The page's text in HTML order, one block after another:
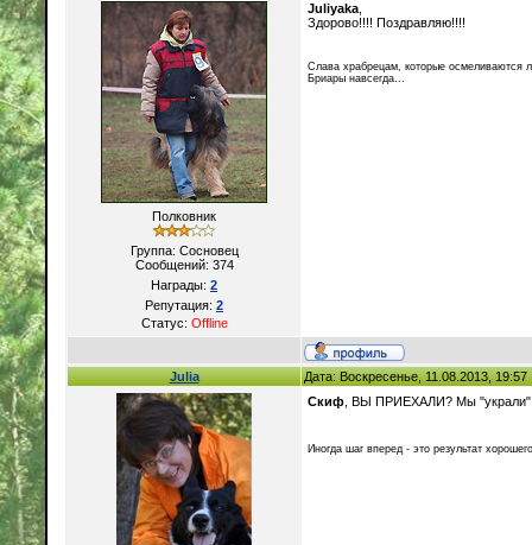
Полковник
Группа: Сосновец
Сообщений: 374
Награды: 2
Репутация: 2
Статус: Offline
Juliyaka
Здорово!!!! Поздравляю!!!!
Слава храбрецам, которые осмеливаются
Бриары навсегда...
Julia Дата: Воскресенье, 11.08.2013,
Скиф , ВЫ ПРИЕХАЛИ? Мы "украли"
Иногда шаг вперед - это результат